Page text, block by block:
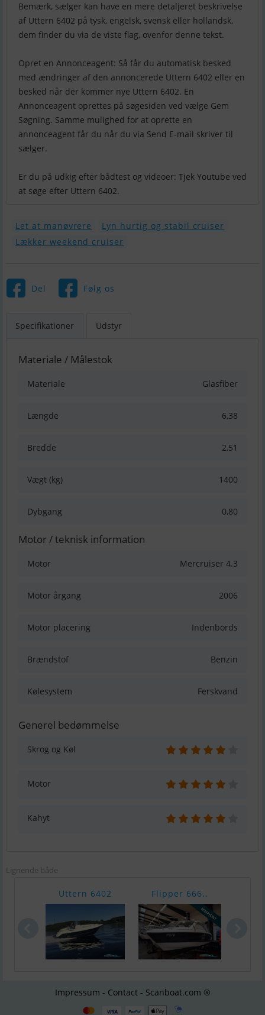
Bemærk, sælger kan have en mere detaljeret beskrivelse
af Uttern 6402 på tysk, engelsk, svensk eller hollandsk,
dem finder du via de viste flag, ovenfor denne tekst.
Opret en Annonceagent: Så får du automatisk besked
med ændringer af den annoncerede Uttern 6402 eller en
besked når der kommer nye Uttern 6402. En
Annonceagent oprettes på søgesiden ved vælge Gem
Søgning. Samme mulighed for at oprette en
annonceagent får du når du via Send E-mail skriver til
sælger.
Er du på udkig efter bådtest og videoer: Tjek Youtube ved
at søge efter Uttern 6402.
Let at manøvrere
Lyn hurtig og stabil cruiser
Lækker weekend cruiser
Del Følg os
Specifikationer Udstyr
Materiale / Målestok
Materiale Glasfiber
Længde 6,38
Bredde 2,51
Vægt (kg) 1400
Dybgang 0,80
Motor / teknisk information
Motor Mercruiser 4.3
Motor årgang 2006
Motor placering Indenbords
Brændstof Benzin
Kølesystem Ferskvand
Generel bedømmelse
Skrog og Køl
Motor
Kahyt
Lignende både
Uttern 6402 Flipper 666..
Impressum - Contact - Scanboat.com ®